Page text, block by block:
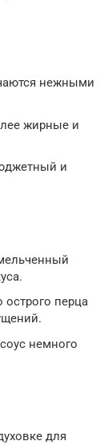
нежными
жирные и
и
острого перца
немного
для